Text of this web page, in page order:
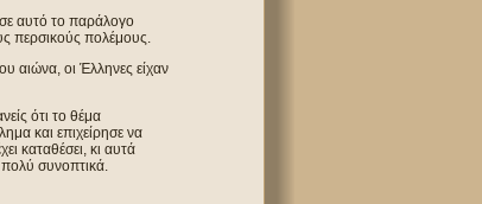
αυτό το παράλογο
περσικούς πολέμους.
αιώνα, oι Έλληνες είχαν
ότι το θέμα
και επιχείρησε να
καταθέσει, κι αυτά
συνοπτικά.